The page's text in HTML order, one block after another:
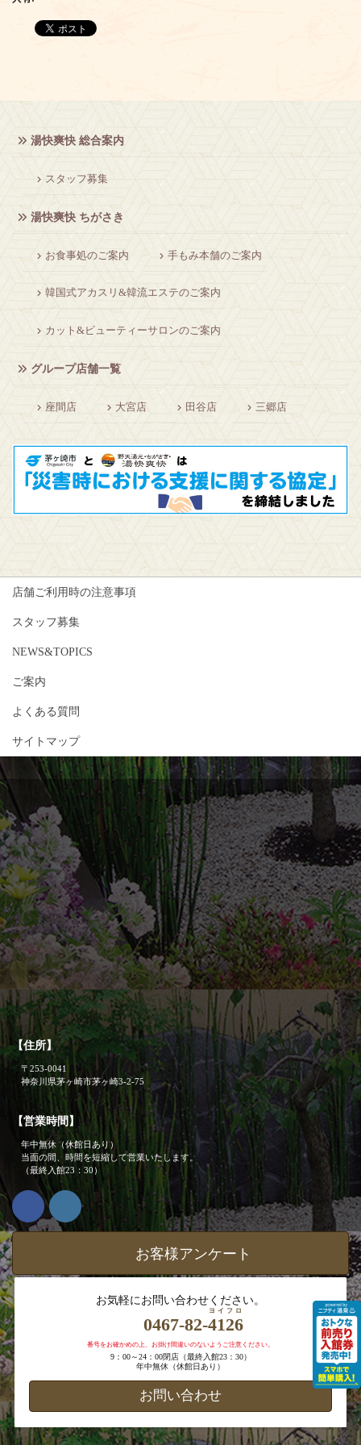
湯快爽快 総合案内
スタッフ募集
湯快爽快 ちがさき
お食事処のご案内 手もみ本舗のご案内
韓国式アカスリ&韓流エステのご案内
カット&ビューティーサロンのご案内
グループ店舗一覧
座間店 大宮店 田谷店 三郷店
店舗ご利用時の注意事項
スタッフ募集
NEWS&TOPICS
ご案内
よくある質問
サイトマップ
【住所】
〒253-0041
神奈川県茅ヶ崎市茅ヶ崎3-2-75
【営業時間】
年中無休（休館日あり）
当面の間、時間を短縮して営業いたします。
（最終入館23：30）
お客様アンケート
お気軽にお問い合わせください。
0467-82-4126
ヨイフロ
番号をお確かめの上、お掛け間違いのないようご注意ください。
9：00～24：00閉店（最終入館23：30）
年中無休（休館日あり）
お問い合わせ